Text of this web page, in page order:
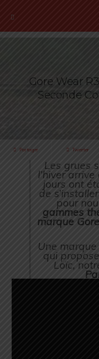
Gore Wear
Seconde
Partager Tweeter
Les grues
l’hiver
jours ont
de
pour
gammes
marque
Une
qui
Loïc,